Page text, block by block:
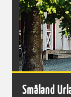
Småland